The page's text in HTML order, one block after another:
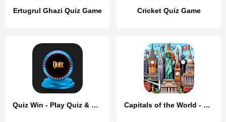
Ertugrul Ghazi Quiz Game Cricket Quiz Game
Quiz Win - Play Quiz & Earn Capitals of the World - Quiz 1